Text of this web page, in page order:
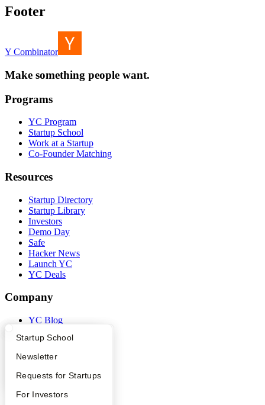
What Happens at YC?
Apply
YC Interview Guide
FAQ
Startup Directory
Founder Directory
Launch YC
Startup School
Newsletter
Requests for Startups
For Investors
Footer
Y Combinator
Make something people want.
Programs
YC Program
Startup School
Work at a Startup
Co-Founder Matching
Resources
Startup Directory
Startup Library
Investors
Demo Day
Safe
Hacker News
Launch YC
YC Deals
Company
YC Blog
Press
People
Careers
Privacy Policy
Security